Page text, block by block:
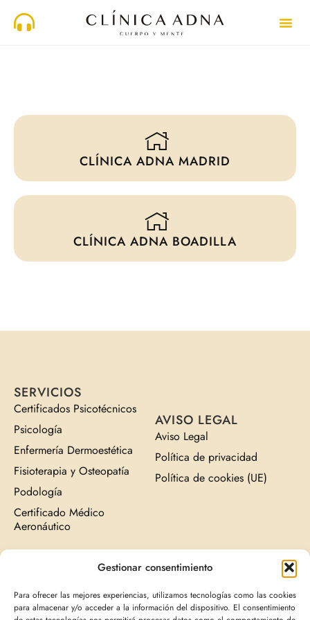
Gestionar consentimiento
Para ofrecer las mejores experiencias, utilizamos tecnologías como las cookies
para almacenar y/o acceder a la información del dispositivo. El consentimiento
CLÍNICA ADNA MADRID
CLÍNICA ADNA BOADILLA
SERVICIOS
Certificados Psicotécnicos
Psicología
Enfermería Dermoestética
Fisioterapia y Osteopatía
Podología
Certificado Médico
Aeronáutico
AVISO LEGAL
Aviso Legal
Política de privacidad
Política de cookies (UE)
NUESTRAS CLÍNICAS
CLÍNICA ADNA
MADRID
CLÍNICA ADNA
Av. Infante Don Luis, 14
640606122